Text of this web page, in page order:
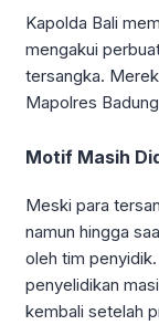
Kapolda Bali
mengakui
tersangka.
Mapolres
Motif Masih
Meski para
namun hingga
oleh tim
penyelidikan
kembali setelah